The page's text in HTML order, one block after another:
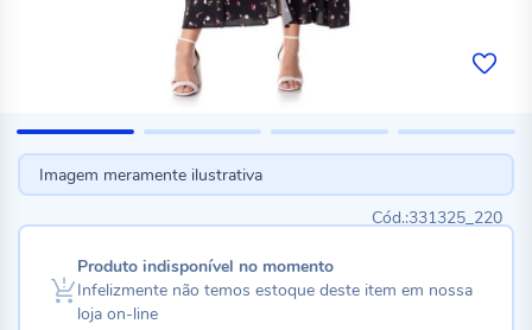
Imagem meramente ilustrativa
331325_220
Produto indisponível no momento
Infelizmente não temos estoque deste item em nossa
loja on-line